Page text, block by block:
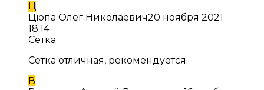
Ц
Цюпа Олег Николаевич20 ноября 2021
18:14
Сетка
Сетка отличная, рекомендуется.
В